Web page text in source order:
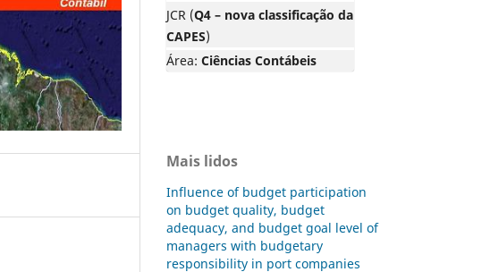
JCR (Q4 – nova classificação da
CAPES)
Área: Ciências Contábeis
Mais lidos
Influence of budget participation
on budget quality, budget
adequacy, and budget goal level of
managers with budgetary
responsibility in port companies